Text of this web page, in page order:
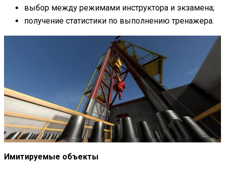
выбор между режимами инструктора и экзамена;
получение статистики по выполнению тренажера.
Имитируемые объекты